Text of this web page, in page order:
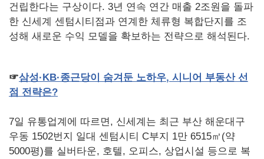
건립한다는 구상이다. 3년 연속 연간 매출 2조원을 돌파
한 신세계 센텀시티점과 연계한 체류형 복합단지를 조
성해 새로운 수익 모델을 확보하는 전략으로 해석된다.
☞삼성·KB·종근당이 숨겨둔 노하우, 시니어 부동산 선
점 전략은?
7일 유통업계에 따르면, 신세계는 최근 부산 해운대구
우동 1502번지 일대 센텀시티 C부지 1만 6515㎡(약
5000평)를 실버타운, 호텔, 오피스, 상업시설 등으로 복